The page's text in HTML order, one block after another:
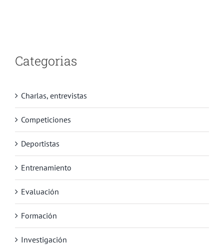
Categorias
Charlas, entrevistas
Competiciones
Deportistas
Entrenamiento
Evaluación
Formación
Investigación